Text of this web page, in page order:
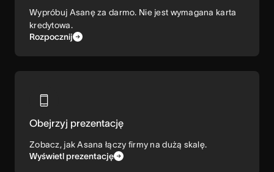
Wypróbuj Asanę za darmo. Nie jest wymagana karta
kredytowa.
Rozpocznij
Obejrzyj prezentację
Zobacz, jak Asana łączy firmy na dużą skalę.
Wyświetl prezentację